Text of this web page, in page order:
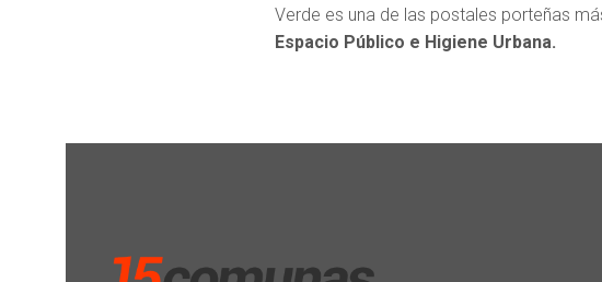
Verde es una de las postales porteñas
Espacio Público e Higiene Urbana.